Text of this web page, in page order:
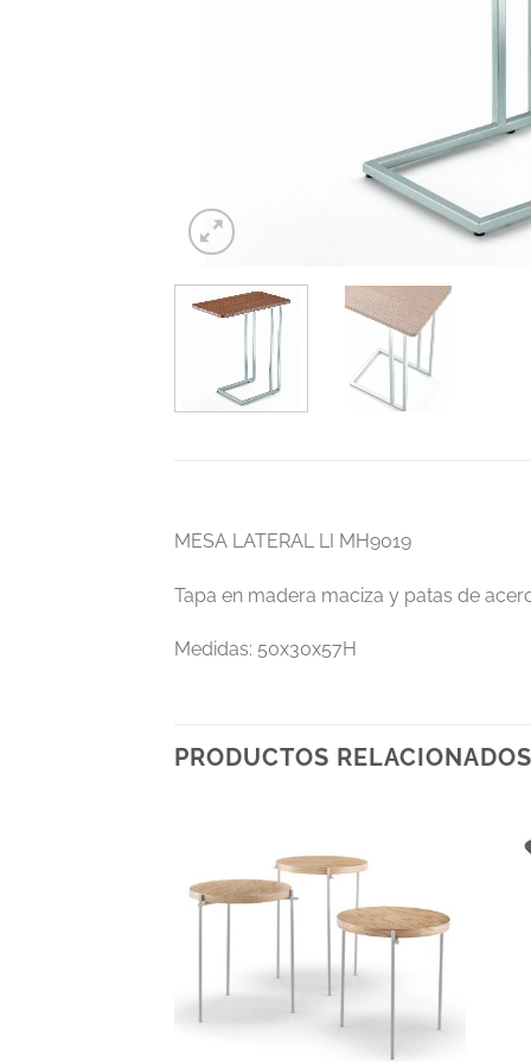
MESA LATERAL LI MH9019
Tapa en madera maciza y patas de
Medidas: 50x30x57H
PRODUCTOS RELACIONADOS